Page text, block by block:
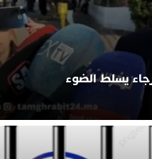
يسلط الضوء